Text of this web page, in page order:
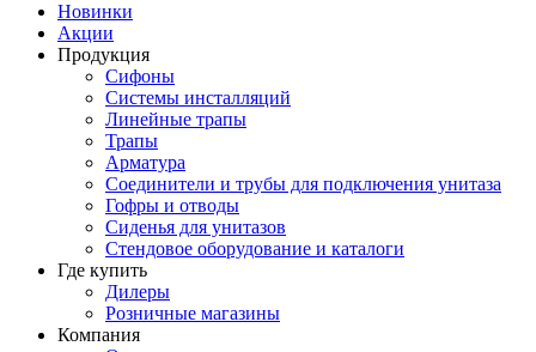
Новинки
Акции
Продукция
Сифоны
Системы инсталляций
Линейные трапы
Трапы
Арматура
Соединители и трубы для подключения унитаза
Гофры и отводы
Сиденья для унитазов
Стендовое оборудование и каталоги
Где купить
Дилеры
Розничные магазины
Компания